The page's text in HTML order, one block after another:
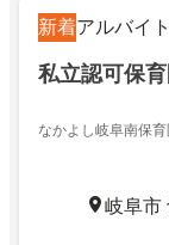
新着アルバイ
私立認可保
なかよし岐阜南保育
岐阜市